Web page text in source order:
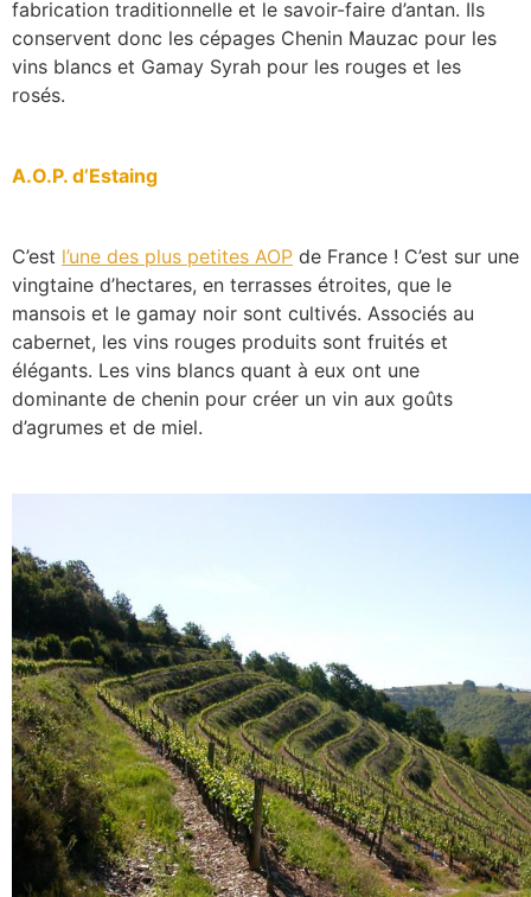
fabrication traditionnelle et le savoir-faire d’antan. Ils
conservent donc les cépages Chenin Mauzac pour les
vins blancs et Gamay Syrah pour les rouges et les
rosés.
A.O.P. d’Estaing
C’est l’une des plus petites AOP de France ! C’est sur une
vingtaine d’hectares, en terrasses étroites, que le
mansois et le gamay noir sont cultivés. Associés au
cabernet, les vins rouges produits sont fruités et
élégants. Les vins blancs quant à eux ont une
dominante de chenin pour créer un vin aux goûts
d’agrumes et de miel.